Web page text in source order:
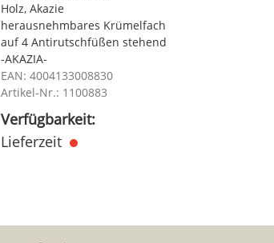
Holz, Akazie
herausnehmbares Krümelfach
auf 4 Antirutschfüßen stehend
-AKAZIA-
EAN: 4004133008830
Artikel-Nr.: 1100883
Verfügbarkeit:
Lieferzeit